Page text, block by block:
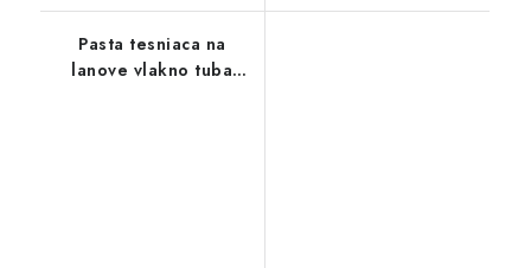
Pasta tesniaca na
lanove vlakno tuba